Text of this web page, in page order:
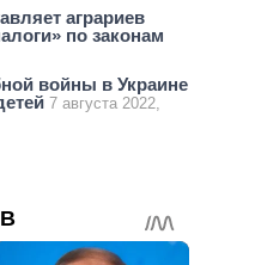
аграриев
по законам
войны в Украине
7 августа 2022,